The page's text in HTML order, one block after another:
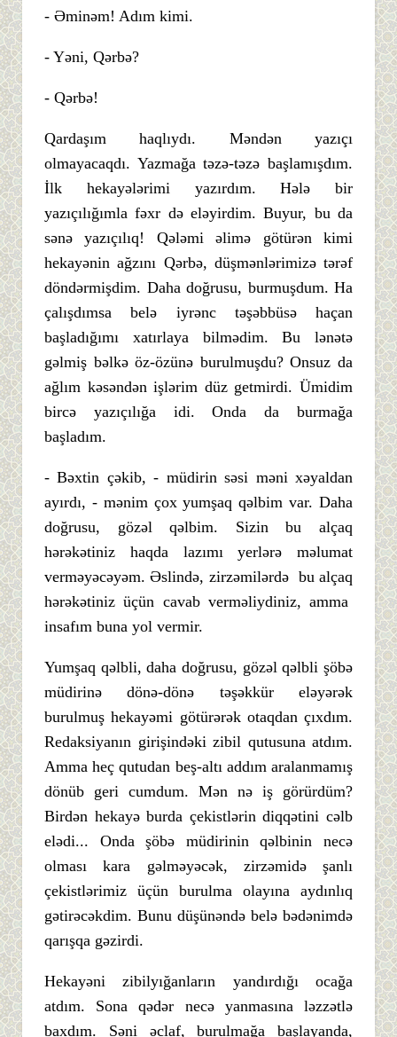
- Əminəm! Adım kimi.
- Yəni, Qərbə?
- Qərbə!
Qardaşım haqlıydı. Məndən yazıçı
olmayacaqdı. Yazmağa təzə-təzə başlamışdım.
İlk hekayələrimi yazırdım. Hələ bir
yazıçılığımla fəxr də eləyirdim. Buyur, bu da
sənə yazıçılıq! Qələmi əlimə götürən kimi
hekayənin ağzını Qərbə, düşmənlərimizə tərəf
döndərmişdim. Daha doğrusu, burmuşdum. Ha
çalışdımsa belə iyrənc təşəbbüsə haçan
başladığımı xatırlaya bilmədim. Bu lənətə
gəlmiş bəlkə öz-özünə burulmuşdu? Onsuz da
ağlım kəsəndən işlərim düz getmirdi. Ümidim
bircə yazıçılığa idi. Onda da burmağa
başladım.
- Bəxtin çəkib, - müdirin səsi məni xəyaldan
ayırdı, - mənim çox yumşaq qəlbim var. Daha
doğrusu, gözəl qəlbim. Sizin bu alçaq
hərəkətiniz haqda lazımı yerlərə məlumat
verməyəcəyəm. Əslində, zirzəmilərdə bu alçaq
hərəkətiniz üçün cavab verməliydiniz, amma
insafım buna yol vermir.
Yumşaq qəlbli, daha doğrusu, gözəl qəlbli şöbə
müdirinə dönə-dönə təşəkkür eləyərək
burulmuş hekayəmi götürərək otaqdan çıxdım.
Redaksiyanın girişindəki zibil qutusuna atdım.
Amma heç qutudan beş-altı addım aralanmamış
dönüb geri cumdum. Mən nə iş görürdüm?
Birdən hekayə burda çekistlərin diqqətini cəlb
elədi... Onda şöbə müdirinin qəlbinin necə
olması kara gəlməyəcək, zirzəmidə şanlı
çekistlərimiz üçün burulma olayına aydınlıq
gətirəcəkdim. Bunu düşünəndə belə bədənimdə
qarışqa gəzirdi.
Hekayəni zibilyığanların yandırdığı ocağa
atdım. Sona qədər necə yanmasına ləzzətlə
baxdım. Səni əclaf, burulmağa başlayanda,